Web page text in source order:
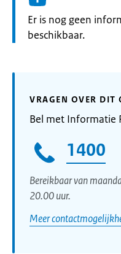
Informatie:
Er is nog geen
beschikbaar.
VRAGEN OVER DIT
Bel met Informatie
1400
Bereikbaar van
20.00 uur.
Meer